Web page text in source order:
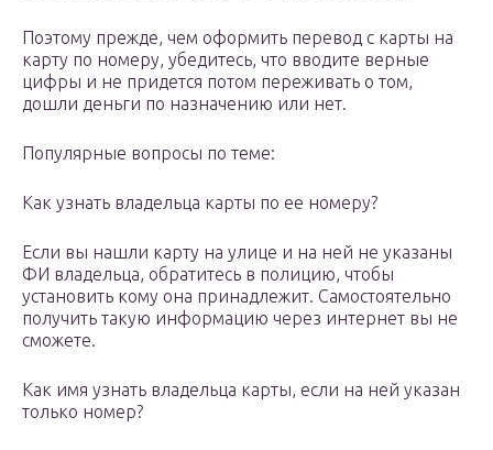
Поэтому прежде, чем оформить перевод с карты на
карту по номеру, убедитесь, что вводите верные
цифры и не придется потом переживать о том,
дошли деньги по назначению или нет.
Популярные вопросы по теме:
Как узнать владельца карты по ее номеру?
Если вы нашли карту на улице и на ней не указаны
ФИ владельца, обратитесь в полицию, чтобы
установить кому она принадлежит. Самостоятельно
получить такую информацию через интернет вы не
сможете.
Как имя узнать владельца карты, если на ней указан
только номер?